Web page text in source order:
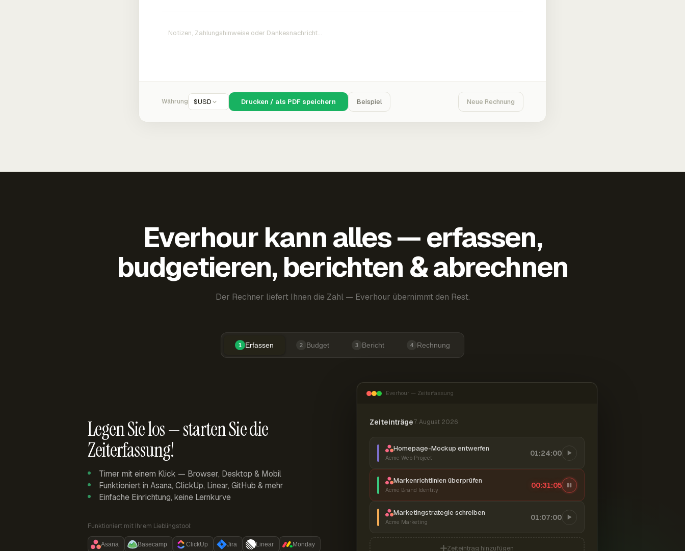
Währung $USD Drucken / als PDF speichern Beispiel Neue Rechnung
Everhour kann alles — erfassen,
budgetieren, berichten & abrechnen
Der Rechner liefert Ihnen die Zahl — Everhour übernimmt den Rest.
1 Erfassen 2 Budget 3 Bericht 4 Rechnung
Legen Sie los — starten Sie die
Zeiterfassung!
Timer mit einem Klick — Browser, Desktop & Mobil
Funktioniert in Asana, ClickUp, Linear, GitHub & mehr
Einfache Einrichtung, keine Lernkurve
Funktioniert mit Ihrem Lieblingstool:
Asana Basecamp ClickUp Jira Linear Monday
Everhour — Zeiterfassung
Zeiteinträge7. August 2026
Homepage-Mockup entwerfen
Acme Web Project
01:24:00
Markenrichtlinien überprüfen
Acme Brand Identity
00:31:06
Marketingstrategie schreiben
Acme Marketing
01:07:00
Zeiteintrag hinzufügen